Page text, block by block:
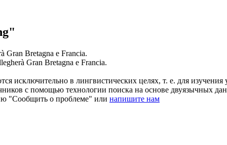
Gran Bretagna e Francia.
Gran Bretagna e Francia.
исключительно в лингвистических целях, т. е. для
с помощью технологии поиска на основе двуязычных
"Сообщить о проблеме" или напишите нам